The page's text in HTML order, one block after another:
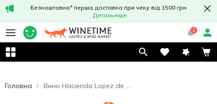
Безкоштовна* перша доставка при чеку від 1500 грн
Детальніше
1
Головна Вино Hacienda Lopez de Haro Classica Gran Reserva Rose рожеве сухе 13% 0,75л